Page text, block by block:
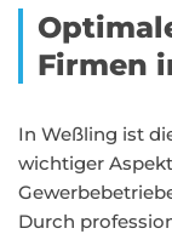
Firmen
In Weßling ist
wichtiger
Durch